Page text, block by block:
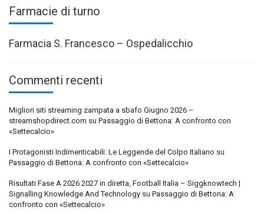
Farmacie di turno
Farmacia S. Francesco – Ospedalicchio
Commenti recenti
Migliori siti streaming zampata a sbafo Giugno 2026 –
streamshopdirect.com su Passaggio di Bettona: A confronto con
«Settecalcio»
I Protagonisti Indimenticabili: Le Leggende del Colpo Italiano su
Passaggio di Bettona: A confronto con «Settecalcio»
Risultati Fase A 2026 2027 in diretta, Football Italia – Siggknowtech |
Signalling Knowledge And Technology su Passaggio di Bettona: A
confronto con «Settecalcio»